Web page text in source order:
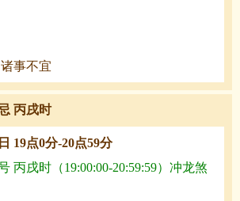
事不宜
丙戌时
19点0分-20点59分
丙戌时（19:00:00-20:59:59）冲龙煞